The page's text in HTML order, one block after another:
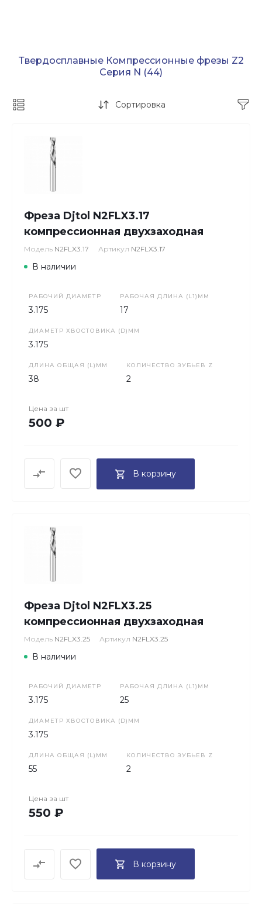
Твердосплавные Компрессионные фрезы Z2
Серия N (44)
Сортировка
Фреза Djtol N2FLX3.17
компрессионная двухзаходная
Модель N2FLX3.17 Артикул N2FLX3.17
В наличии
РАБОЧИЙ ДИАМЕТР
3.175
РАБОЧАЯ ДЛИНА (L1)ММ
17
ДИАМЕТР ХВОСТОВИКА (D)ММ
3.175
ДЛИНА ОБЩАЯ (L)ММ
38
КОЛИЧЕСТВО ЗУБЬЕВ Z
2
Цена за шт
500 ₽
В корзину
Фреза Djtol N2FLX3.25
компрессионная двухзаходная
Модель N2FLX3.25 Артикул N2FLX3.25
В наличии
РАБОЧИЙ ДИАМЕТР
3.175
РАБОЧАЯ ДЛИНА (L1)ММ
25
ДИАМЕТР ХВОСТОВИКА (D)ММ
3.175
ДЛИНА ОБЩАЯ (L)ММ
55
КОЛИЧЕСТВО ЗУБЬЕВ Z
2
Цена за шт
550 ₽
В корзину